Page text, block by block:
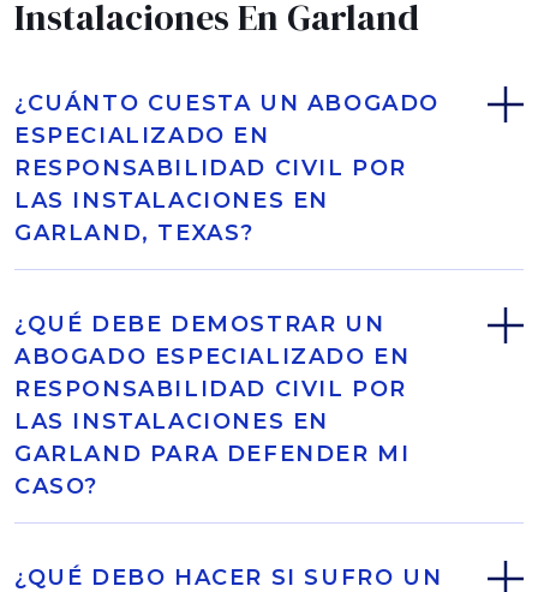
Instalaciones En Garland
¿CUÁNTO CUESTA UN ABOGADO
ESPECIALIZADO EN
RESPONSABILIDAD CIVIL POR
LAS INSTALACIONES EN
GARLAND, TEXAS?
¿QUÉ DEBE DEMOSTRAR UN
ABOGADO ESPECIALIZADO EN
RESPONSABILIDAD CIVIL POR
LAS INSTALACIONES EN
GARLAND PARA DEFENDER MI
CASO?
¿QUÉ DEBO HACER SI SUFRO UN